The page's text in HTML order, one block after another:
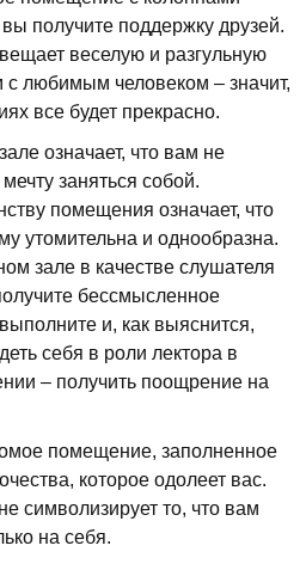
вы получите поддержку друзей.
веселую и разгульную
с любимым человеком – значит,
все будет прекрасно.
означает, что вам не
заняться собой.
помещения означает, что
утомительна и однообразна.
зале в качестве слушателя
бессмысленное
и, как выяснится,
себя в роли лектора в
– получить поощрение на
помещение, заполненное
которое одолеет вас.
символизирует то, что вам
на себя.